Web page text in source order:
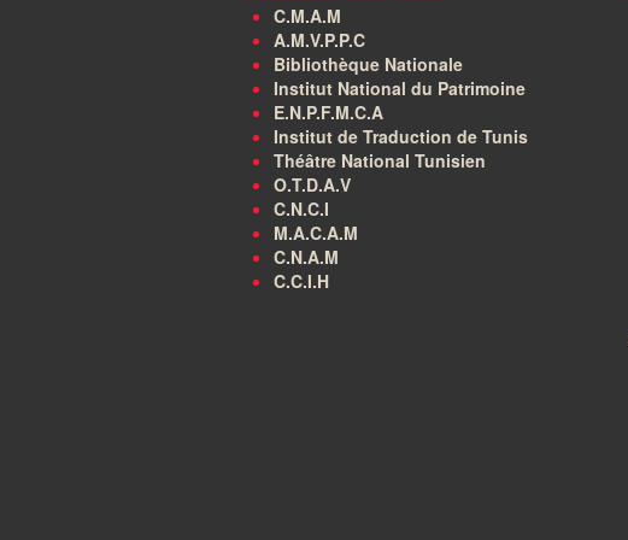
C.M.A.M
A.M.V.P.P.C
Bibliothèque Nationale
Institut National du Patrimoine
E.N.P.F.M.C.A
Institut de Traduction de Tunis
Théâtre National Tunisien
O.T.D.A.V
C.N.C.I
M.A.C.A.M
C.N.A.M
C.C.I.H